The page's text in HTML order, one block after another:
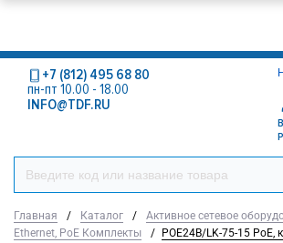
+7 (812) 495 68 80
пн-пт 10.00 - 18.00
INFO@TDF.RU
Главная / Каталог / Активное сетевое
Ethernet, PoE Комплекты
/
POE24B/LK-75-15 PoE,